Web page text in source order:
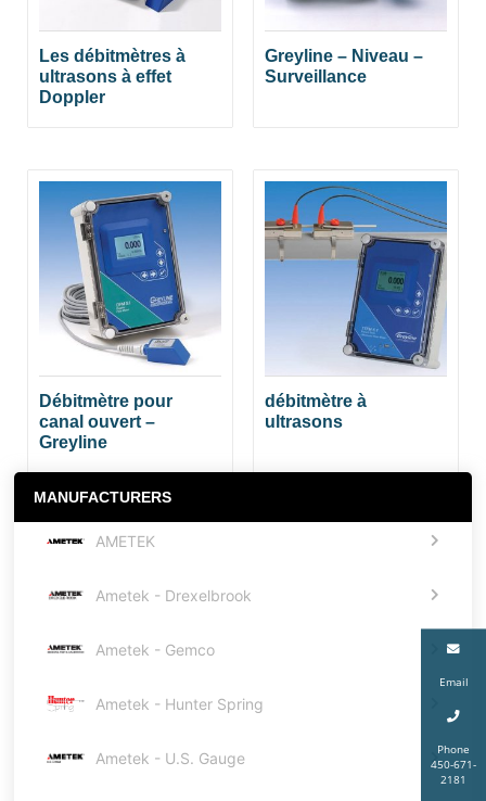
Email
Phone
450-671-
2181
Les débitmètres à
ultrasons à effet
Doppler
Greyline – Niveau –
Surveillance
Débitmètre pour
canal ouvert –
Greyline
débitmètre à
ultrasons
MANUFACTURERS
AMETEK
Ametek - Drexelbrook
Ametek - Gemco
Ametek - Hunter Spring
Ametek - U.S. Gauge